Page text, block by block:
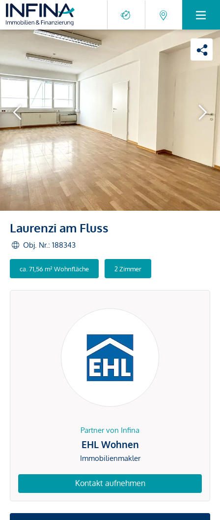
Laurenzi am Fluss
Obj. Nr.: 188343
ca. 71,56 m² Wohnfläche 2 Zimmer
Partner von Infina
EHL Wohnen
Immobilienmakler
Kontakt aufnehmen